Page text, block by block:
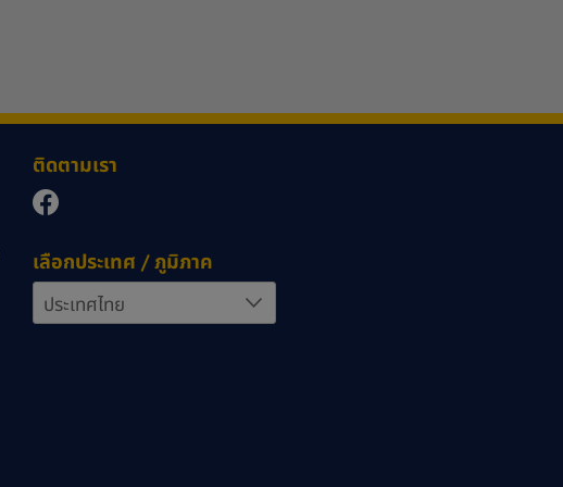
ติดตามเรา
เลือกประเทศ / ภูมิภาค